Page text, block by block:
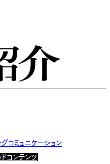
コミュニケーション
コンテンツ